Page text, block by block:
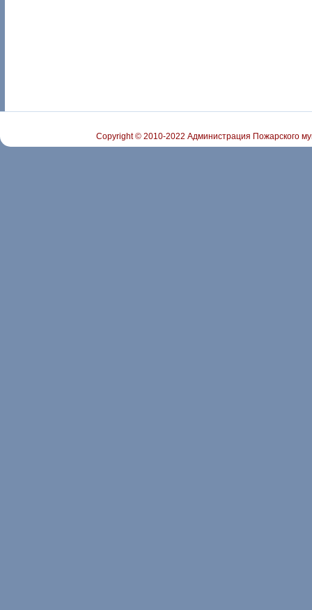
Copyright © 2010-2022 Администрация Пожарского